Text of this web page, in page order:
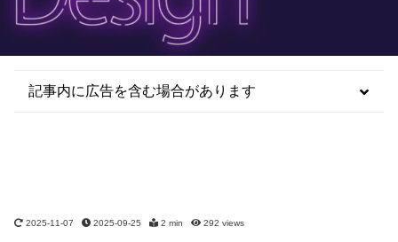
2025-11-07 2025-09-25 2 min 292 views
記事内に広告を含む場合があります